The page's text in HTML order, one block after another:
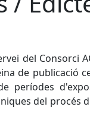
del Consorci
de publicació
períodes
del procés